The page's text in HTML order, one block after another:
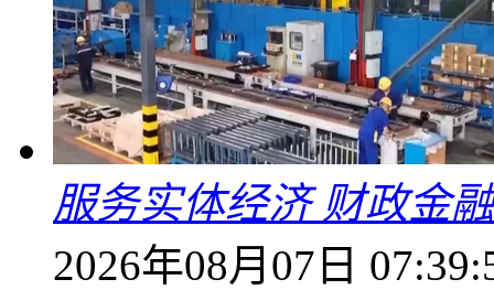
服务实体经济 财政金
2026年08月07日